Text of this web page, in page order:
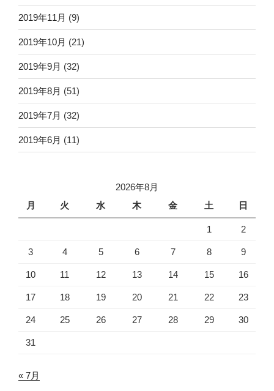
2019年11月 (9)
2019年10月 (21)
2019年9月 (32)
2019年8月 (51)
2019年7月 (32)
2019年6月 (11)
2026年8月
月
火 水 木 金 土 日
1 2
3 4 5 6 7 8 9
10 11 12 13 14 15 16
17 18 19 20 21 22 23
24 25 26 27 28 29 30
31
« 7月